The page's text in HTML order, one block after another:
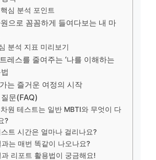
심 분석 포인트
으로 꼼꼼하게 들여다보는 내 마
분석 지표 미리보기
레스를 줄여주는 ‘나를 이해하는
는 즐거운 여정의 시작
문(FAQ)
원 테스트는 일반 MBTI와 무엇이 다
?
트 시간은 얼마나 걸리나요?
과는 매번 똑같이 나오나요?
과 리포트 활용법이 궁금해요!